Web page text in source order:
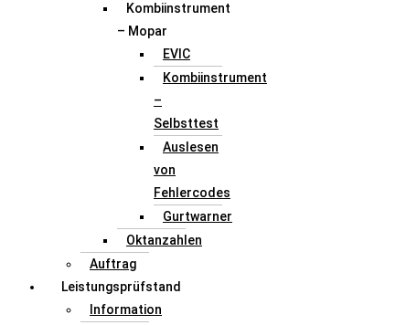
Kombiinstrument
– Mopar
EVIC
Kombiinstrument
–
Selbsttest
Auslesen
von
Fehlercodes
Gurtwarner
Oktanzahlen
Auftrag
Leistungsprüfstand
Information